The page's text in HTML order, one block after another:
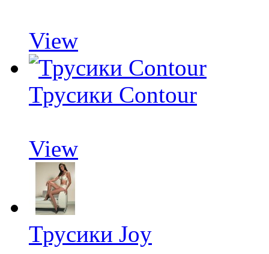
View
Трусики Contour
View
Трусики Joy